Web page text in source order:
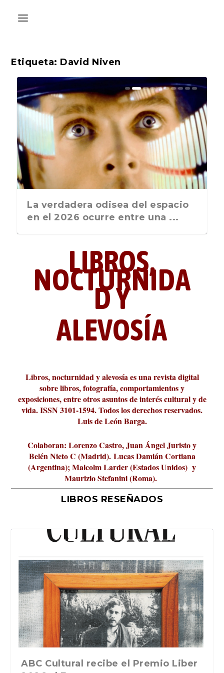
Etiqueta: David Niven
La última postal de la temporada
nos recuerda que nos vamos ...
La verdadera odisea del espacio
en el 2026 ocurre entre una ...
Liber 2026 al Fomento de la Le...
Revista Cultural Turia, númer...
10.000 pasos al día? Lo que d...
paisajística del mar de Sicil...
París
metafísicos de la novela ne...
LIBROS,
NOCTURNIDA
D Y
ALEVOSÍA
Libros, nocturnidad y alevosía es una revista digital
sobre libros, fotografía, comportamientos y
exposiciones, entre otros asuntos de interés cultural y de
vida. ISSN 3101-1594. Todos los derechos reservados.
Luis de León Barga.
Colaboran: Lorenzo Castro, Juan Ángel Juristo y
Belén Nieto C (Madrid). Lucas Damián Cortiana
(Argentina); Malcolm Larder (Estados Unidos) y
Maurizio Stefanini (Roma).
LIBROS RESEÑADOS
La verdadera odisea del espacio en
La cultura de la transgresión.